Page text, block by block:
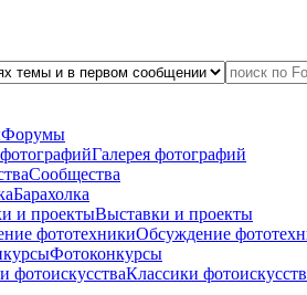
Форумы
Галерея фотографий
Сообщества
Барахолка
Выставки и проекты
Обсуждение
Фотоконкурсы
Классики